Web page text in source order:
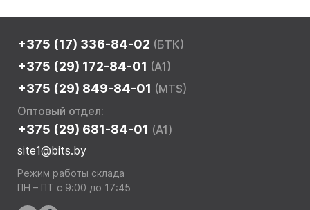
+375 (17) 336-84-02 (БТК)
+375 (29) 172-84-01 (A1)
+375 (29) 849-84-01 (MTS)
Оптовый отдел:
+375 (29) 681-84-01 (A1)
site1@bits.by
Режим работы склада
ПН – ПТ с 9:00 до 17:45